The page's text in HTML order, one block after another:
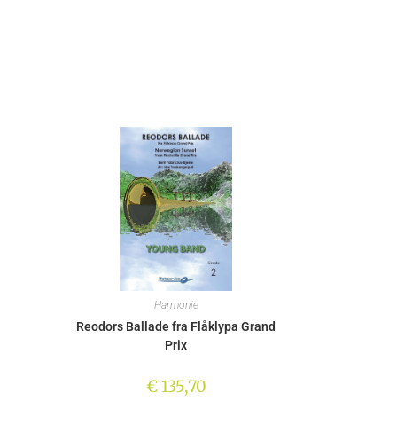
Harmonie
Reodors Ballade fra Flåklypa Grand
Prix
€135,70